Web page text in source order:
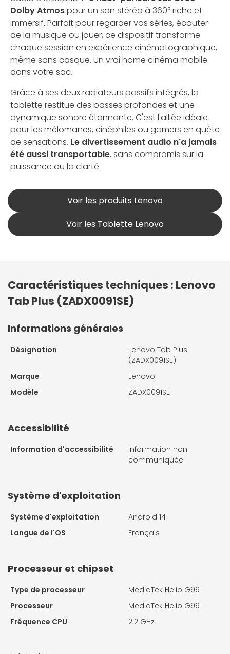
Dolby Atmospour un son stéréo à 360° riche et
immersif. Parfait pour regarder vos séries, écouter
de la musique ou jouer, ce dispositif transforme
chaque session en expérience cinématographique,
même sans casque. Un vrai home cinéma mobile
dans votre sac.
Grâce à ses deux radiateurs passifs intégrés, la
tablette restitue des basses profondes et une
dynamique sonore étonnante. C'est l'alliée idéale
pour les mélomanes, cinéphiles ou gamers en quête
de sensations. Le divertissement audio n'a jamais
été aussi transportable, sans compromis sur la
puissance ou la clarté.
Voir les produits Lenovo
Voir les Tablette Lenovo
Caractéristiques techniques : Lenovo
Tab Plus (ZADX0091SE)
Informations générales
Désignation
Lenovo Tab Plus
(ZADX0091SE)
Marque
Lenovo
Modèle
ZADX0091SE
Accessibilité
Information d'accessibilité
Information non
communiquée
Système d'exploitation
Système d'exploitation
Android 14
Langue de l'OS
Français
Processeur et chipset
Type de processeur
MediaTek Helio G99
Processeur
MediaTek Helio G99
Fréquence CPU
2.2 GHz